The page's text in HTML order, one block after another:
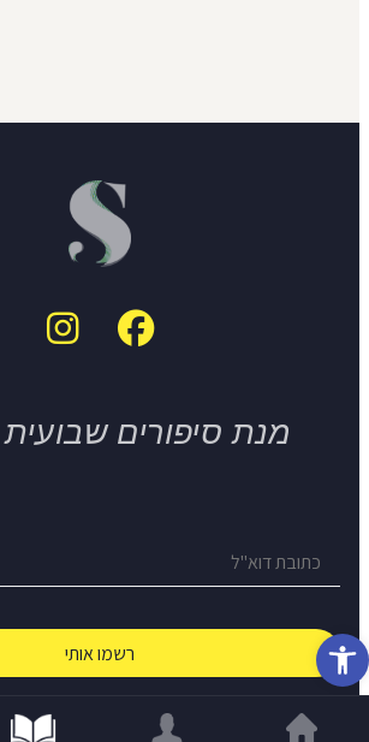
פתח סרגל נגישות
מנת סיפורים